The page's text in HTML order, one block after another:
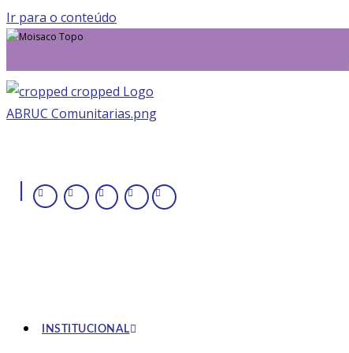
Ir para o conteúdo
|
INSTITUCIONAL